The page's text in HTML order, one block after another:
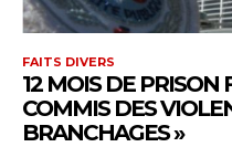
FAITS DIVERS
12 MOIS DE PRISON
COMMIS DES
BRANCHAGES »